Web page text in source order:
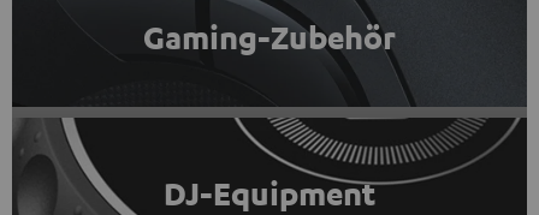
Gaming-Zubehör
DJ-Equipment